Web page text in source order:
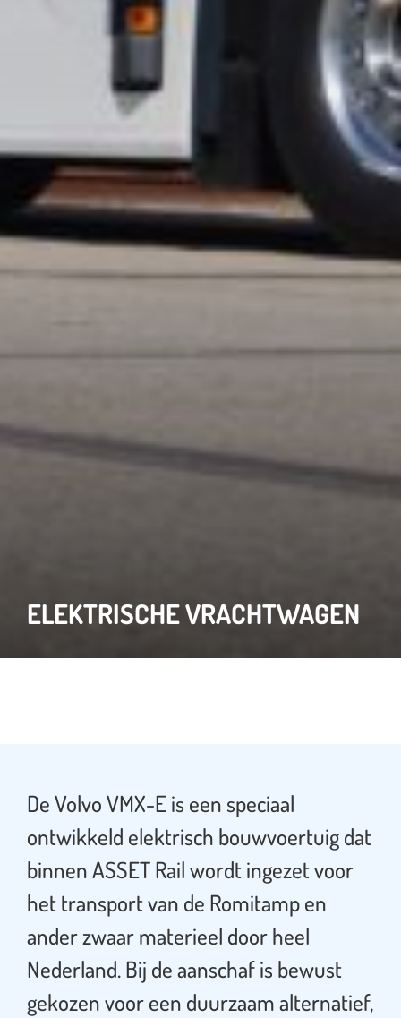
ELEKTRISCHE VRACHTWAGEN
De Volvo VMX-E is een speciaal
ontwikkeld elektrisch bouwvoertuig dat
binnen ASSET Rail wordt ingezet voor
het transport van de Romitamp en
ander zwaar materieel door heel
Nederland. Bij de aanschaf is bewust
gekozen voor een duurzaam alternatief,